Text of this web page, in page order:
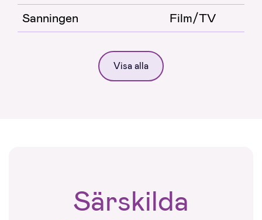
Sanningen
Film/TV
Visa alla
Särskilda